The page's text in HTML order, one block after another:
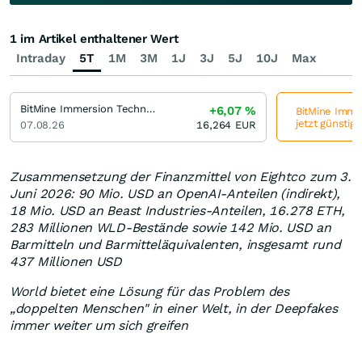
Zusammensetzung der Finanzmittel von Eightco zum 3.
Juni 2026: 90 Mio. USD an OpenAI-Anteilen (indirekt),
18 Mio. USD an Beast Industries-Anteilen, 16.278 ETH,
283 Millionen WLD-Bestände sowie 142 Mio. USD an
Barmitteln und Barmitteläquivalenten, insgesamt rund
437 Millionen USD
World bietet eine Lösung für das Problem des
„doppelten Menschen" in einer Welt, in der Deepfakes
immer weiter um sich greifen
Intraday 5T 1M 3M 1J 3J 5J 10J Max
1 im Artikel enthaltener Wert
BitMine Immersion Technologies Registered
07.08.26
+6,07%
16,264 EUR
BitMine
jetzt günstig